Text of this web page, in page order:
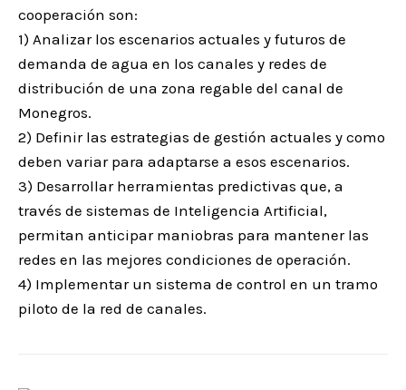
cooperación son:
1) Analizar los escenarios actuales y futuros de
demanda de agua en los canales y redes de
distribución de una zona regable del canal de
Monegros.
2) Definir las estrategias de gestión actuales y como
deben variar para adaptarse a esos escenarios.
3) Desarrollar herramientas predictivas que, a
través de sistemas de Inteligencia Artificial,
permitan anticipar maniobras para mantener las
redes en las mejores condiciones de operación.
4) Implementar un sistema de control en un tramo
piloto de la red de canales.